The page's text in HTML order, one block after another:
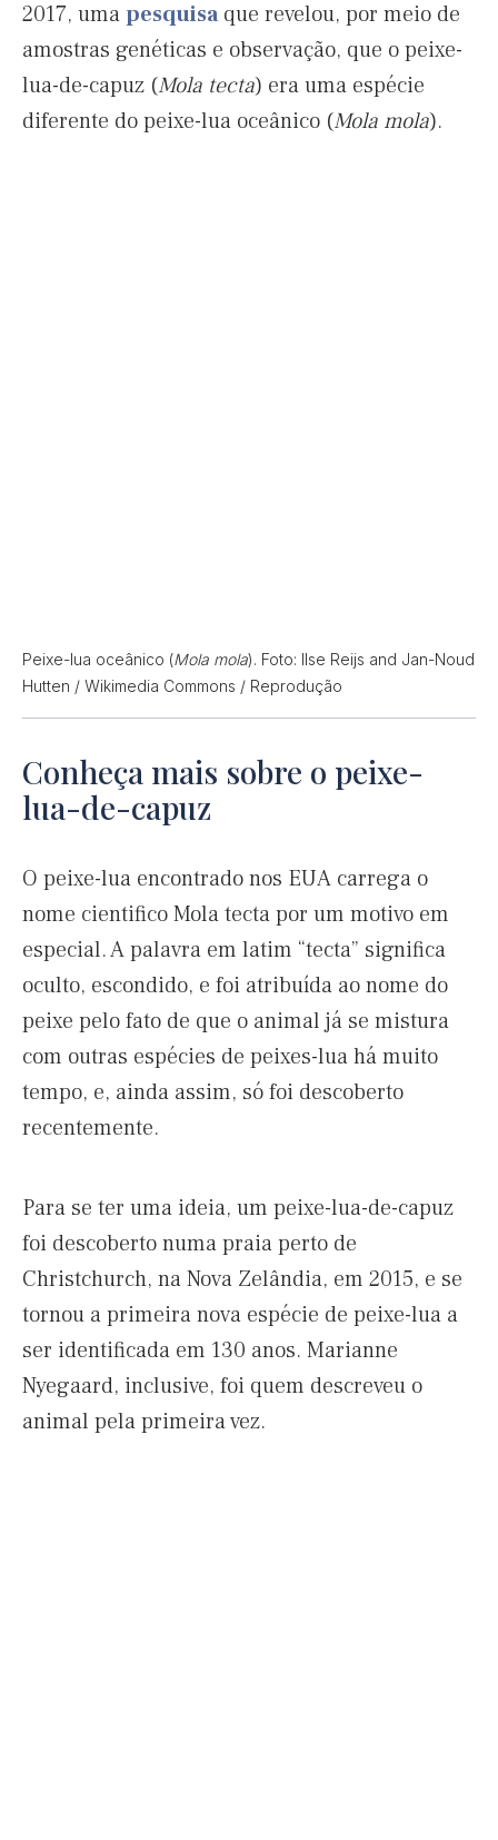
2017, umapesquisa que revelou, por meio de
amostras genéticas e observação, que o peixe-
lua-de-capuz (Mola tecta) era uma espécie
diferente do peixe-lua oceânico (Mola mola).
Peixe-lua oceânico (Mola mola). Foto: Ilse Reijs and Jan-Noud
Hutten / Wikimedia Commons / Reprodução
Conheça mais sobre o peixe-
lua-de-capuz
O peixe-lua encontrado nos EUA carrega o
nome cientifico Mola tecta por um motivo em
especial. A palavra em latim “tecta” significa
oculto, escondido, e foi atribuída ao nome do
peixe pelo fato de que o animal já se mistura
com outras espécies de peixes-lua há muito
tempo, e, ainda assim, só foi descoberto
recentemente.
Para se ter uma ideia, um peixe-lua-de-capuz
foi descoberto numa praia perto de
Christchurch, na Nova Zelândia, em 2015, e se
tornou a primeira nova espécie de peixe-lua a
ser identificada em 130 anos. Marianne
Nyegaard, inclusive, foi quem descreveu o
animal pela primeira vez.